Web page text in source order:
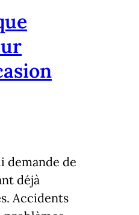
demande de
déjà
Accidents